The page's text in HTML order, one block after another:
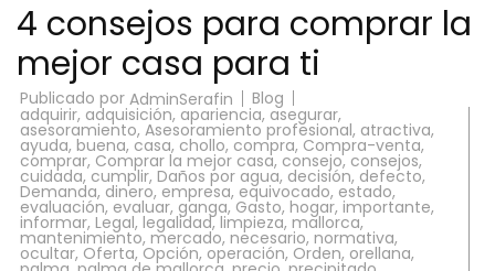
4 consejos para comprar la
mejor casa para ti
Publicado por AdminSerafin Blog
adquirir, adquisición, apariencia, asegurar,
asesoramiento, Asesoramiento profesional, atractiva,
ayuda, buena, casa, chollo, compra, Compra-venta,
comprar, Comprar la mejor casa, consejo, consejos,
cuidada,cumplir, Daños por agua, decisión, defecto,
Demanda, dinero, empresa, equivocado, estado,
evaluación, evaluar, ganga, Gasto, hogar, importante,
informar, Legal, legalidad,limpieza, mallorca,
mantenimiento, mercado, necesario, normativa,
ocultar, Oferta, Opción, operación, Orden, orellana,